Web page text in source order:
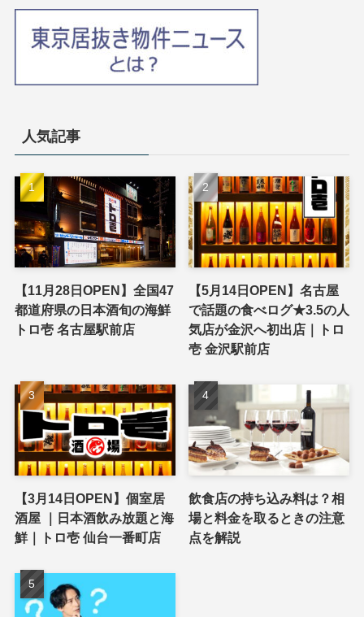
人気記事
【11月28日OPEN】全国47
都道府県の日本酒旬の海鮮
トロ壱 名古屋駅前店
【5月14日OPEN】名古屋
で話題の食べログ★3.5の人
気店が金沢へ初出店｜トロ
壱 金沢駅前店
【3月14日OPEN】個室居
酒屋 ｜日本酒飲み放題と海
鮮｜トロ壱 仙台一番町店
飲食店の持ち込み料は？相
場と料金を取るときの注意
点を解説